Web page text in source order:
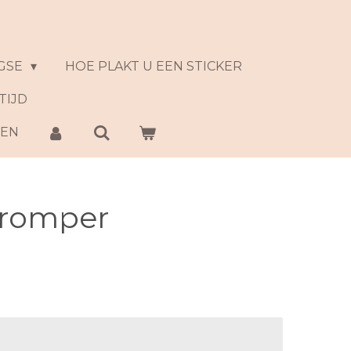
HOE PLAKT U EEN STICKER